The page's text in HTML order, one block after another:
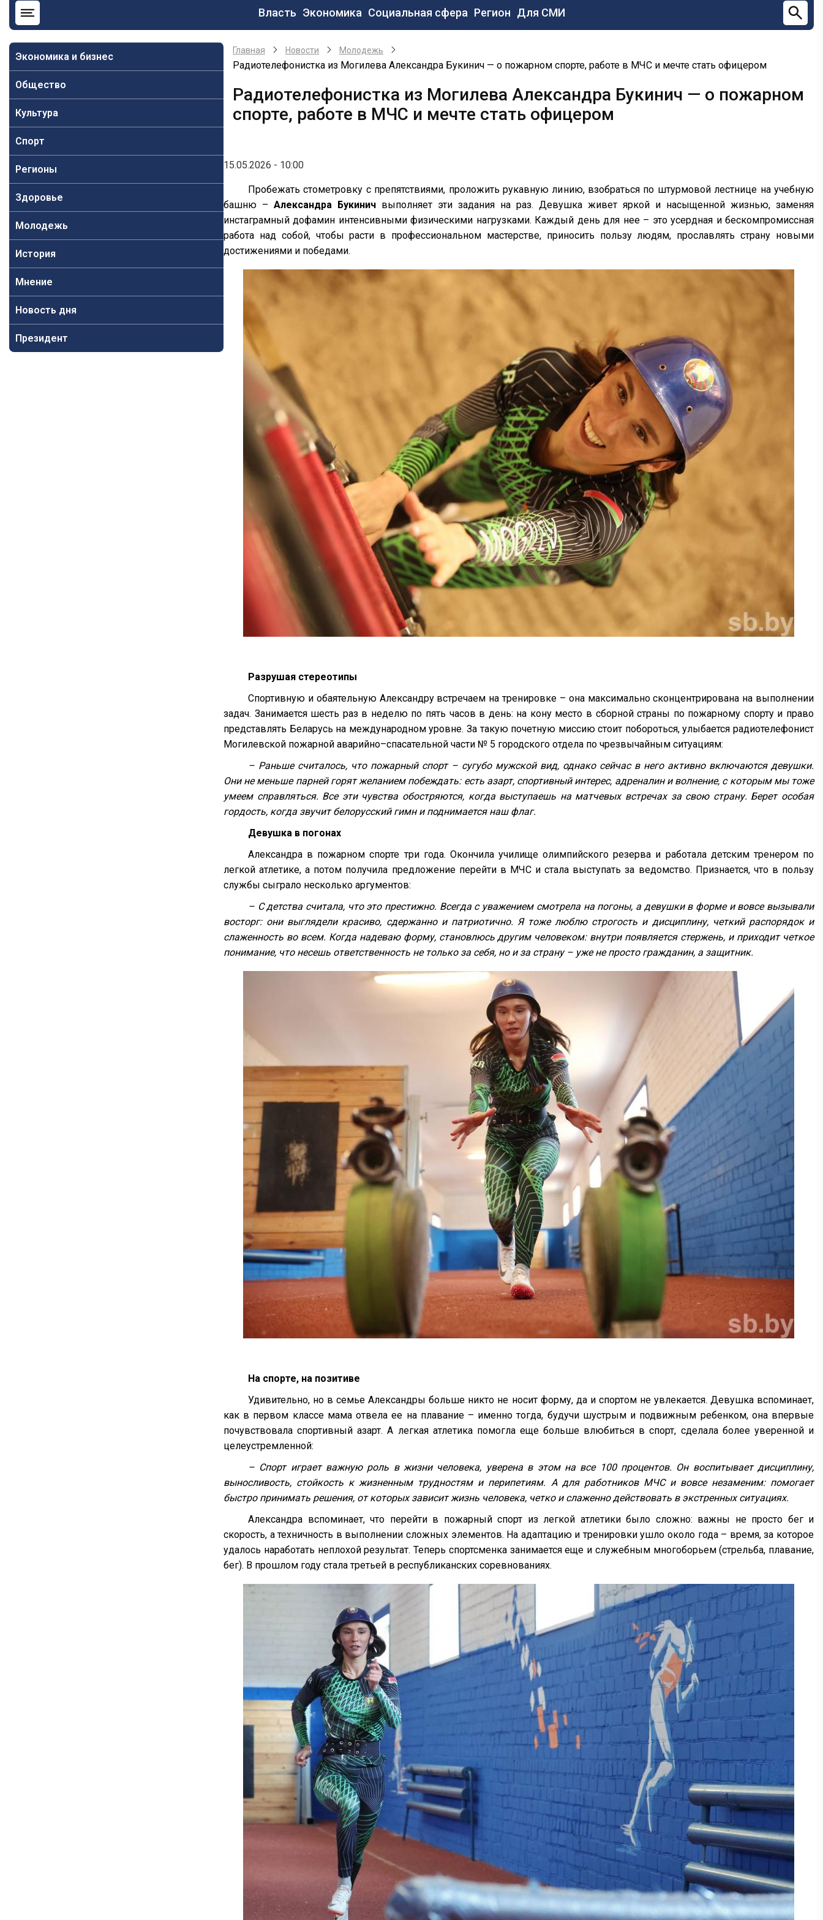
Основная
навигация
Власть Экономика Социальная сфера Регион Для СМИ
Экономика и бизнес
Общество
Культура
Спорт
Регионы
Здоровье
Молодежь
История
Мнение
Новость дня
Президент
Главная Новости Молодежь
Радиотелефонистка из Могилева Александра Букинич — о пожарном спорте, работе в МЧС и мечте стать офицером
Радиотелефонистка из Могилева Александра Букинич — о пожарном
спорте, работе в МЧС и мечте стать офицером
15.05.2026 - 10:00
Пробежать стометровку с препятствиями, проложить рукавную линию, взобраться по штурмовой лестнице на учебную
башню – Александра Букинич выполняет эти задания на раз. Девушка живет яркой и насыщенной жизнью, заменяя
инстаграмный дофамин интенсивными физическими нагрузками. Каждый день для нее – это усердная и бескомпромиссная
работа над собой, чтобы расти в профессиональном мастерстве, приносить пользу людям, прославлять страну новыми
достижениями и победами.
Разрушая стереотипы
Спортивную и обаятельную Александру встречаем на тренировке – она максимально сконцентрирована на выполнении
задач. Занимается шесть раз в неделю по пять часов в день: на кону место в сборной страны по пожарному спорту и право
представлять Беларусь на международном уровне. За такую почетную миссию стоит побороться, улыбается радиотелефонист
Могилевской пожарной аварийно–спасательной части № 5 городского отдела по чрезвычайным ситуациям:
– Раньше считалось, что пожарный спорт – сугубо мужской вид, однако сейчас в него активно включаются девушки.
Они не меньше парней горят желанием побеждать: есть азарт, спортивный интерес, адреналин и волнение, с которым мы тоже
умеем справляться. Все эти чувства обостряются, когда выступаешь на матчевых встречах за свою страну. Берет особая
гордость, когда звучит белорусский гимн и поднимается наш флаг.
Девушка в погонах
Александра в пожарном спорте три года. Окончила училище олимпийского резерва и работала детским тренером по
легкой атлетике, а потом получила предложение перейти в МЧС и стала выступать за ведомство. Признается, что в пользу
службы сыграло несколько аргументов:
– С детства считала, что это престижно. Всегда с уважением смотрела на погоны, а девушки в форме и вовсе вызывали
восторг: они выглядели красиво, сдержанно и патриотично. Я тоже люблю строгость и дисциплину, четкий распорядок и
слаженность во всем. Когда надеваю форму, становлюсь другим человеком: внутри появляется стержень, и приходит четкое
понимание, что несешь ответственность не только за себя, но и за страну – уже не просто гражданин, а защитник.
На спорте, на позитиве
Удивительно, но в семье Александры больше никто не носит форму, да и спортом не увлекается. Девушка вспоминает,
как в первом классе мама отвела ее на плавание – именно тогда, будучи шустрым и подвижным ребенком, она впервые
почувствовала спортивный азарт. А легкая атлетика помогла еще больше влюбиться в спорт, сделала более уверенной и
целеустремленной:
– Спорт играет важную роль в жизни человека, уверена в этом на все 100 процентов. Он воспитывает дисциплину,
выносливость, стойкость к жизненным трудностям и перипетиям. А для работников МЧС и вовсе незаменим: помогает
быстро принимать решения, от которых зависит жизнь человека, четко и слаженно действовать в экстренных ситуациях.
Александра вспоминает, что перейти в пожарный спорт из легкой атлетики было сложно: важны не просто бег и
скорость, а техничность в выполнении сложных элементов. На адаптацию и тренировки ушло около года – время, за которое
удалось наработать неплохой результат. Теперь спортсменка занимается еще и служебным многоборьем (стрельба, плавание,
бег). В прошлом году стала третьей в республиканских соревнованиях.